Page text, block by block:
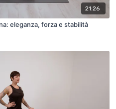
21:26
eleganza, forza e stabilità